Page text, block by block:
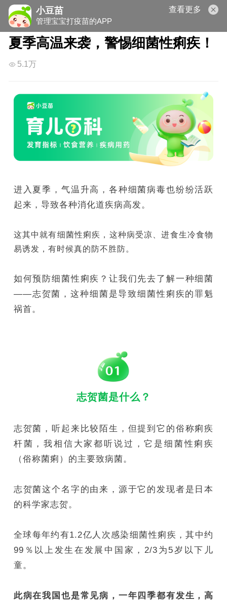
夏季高温来袭，警惕细菌性痢疾！
5.1万
进入夏季，气温升高，各种细菌病毒也纷纷活跃
起来，导致各种消化道疾病高发。
这其中就有细菌性痢疾，这种病受凉、进食生冷食物
易诱发，有时候真的防不胜防。
如何预防细菌性痢疾？让我们先去了解一种细菌
——志贺菌，这种细菌是导致细菌性痢疾的罪魁
祸首。
志贺菌是什么？
志贺菌，听起来比较陌生，但提到它的俗称痢疾
杆菌，我相信大家都听说过，它是细菌性痢疾
（俗称菌痢）的主要致病菌。
志贺菌这个名字的由来，源于它的发现者是日本
的科学家志贺。
全球每年约有1.2亿人次感染细菌性痢疾，其中约
99％以上发生在发展中国家，2/3为5岁以下儿
童。
此病在我国也是常见病，一年四季都有发生，高
小豆苗
管理宝宝打疫苗的APP
查看更多